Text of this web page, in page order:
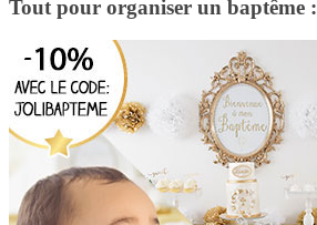
Tout pour organiser un baptême :